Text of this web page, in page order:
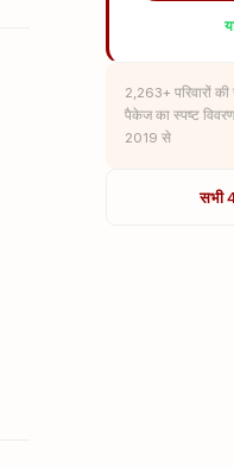
2,263+ परिवारों की
पैकेज का स्पष्ट विवरण
2019 से
सभी